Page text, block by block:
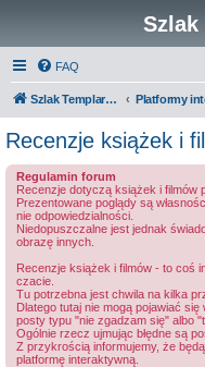
Szlak
FAQ
Szlak Templariuszy
Recenzje książek i
Regulamin forum
Recenzje dotyczą książek i filmów
Prezentowane poglądy są
nie odpowiedzialności.
Niedopuszczalne jest jednak
obrazę innych.
Recenzje książek i filmów - to coś
czacie.
Tu potrzebna jest chwila na kilka
Dlatego tutaj nie mogą pojawiać
posty typu "nie zgadzam się" albo
Ogólnie rzecz ujmując błędne są
Z przykrością informujemy, że
platformę interaktywną.